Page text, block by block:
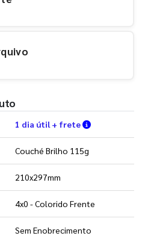
1 dia útil + frete Verifique as
Couché Brilho 115g
210x297mm
4x0 - Colorido Frente
Sem Enobrecimento